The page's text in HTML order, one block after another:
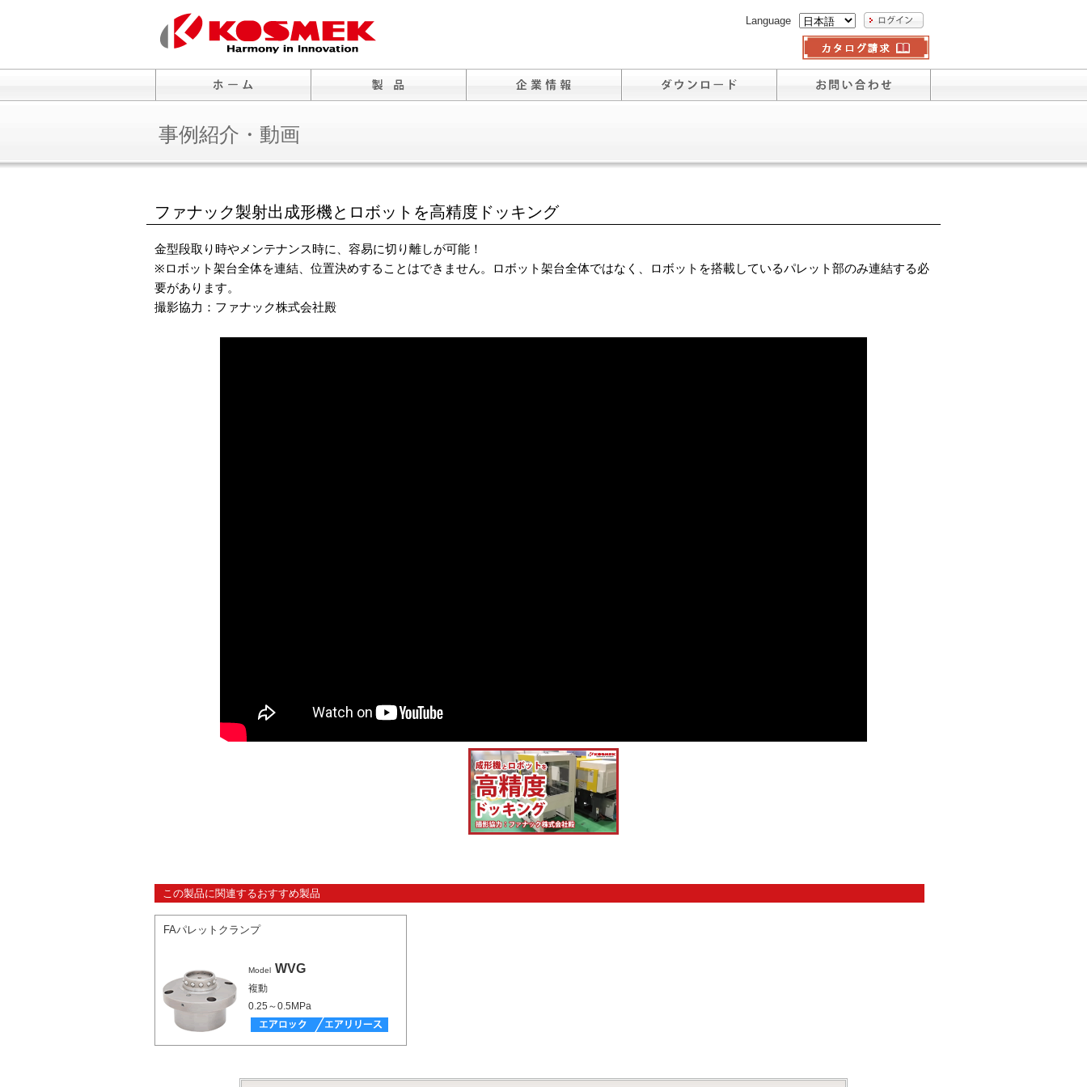
Language
事例紹介・動画
ファナック製射出成形機とロボットを高精度ドッキング
金型段取り時やメンテナンス時に、容易に切り離しが可能！
※ロボット架台全体を連結、位置決めすることはできません。ロボット架台全体ではなく、ロボットを搭載しているパレット部のみ連結する必
要があります。
撮影協力：ファナック株式会社殿
この製品に関連するおすすめ製品
FAパレットクランプ
Model WVG
複動
0.25～0.5MPa